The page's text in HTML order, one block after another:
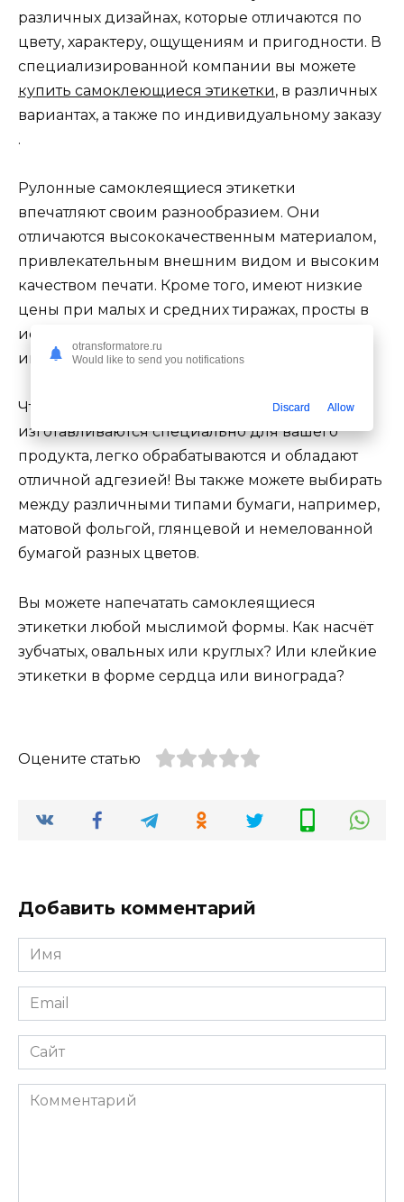
различных дизайнах, которые отличаются по
цвету, характеру, ощущениям и пригодности. В
специализированной компании вы можете
купить самоклеющиеся этикетки, в различных
вариантах, а также по индивидуальному заказу
.
Рулонные самоклеящиеся этикетки
впечатляют своим разнообразием. Они
отличаются высококачественным материалом,
привлекательным внешним видом и высоким
качеством печати. Кроме того, имеют низкие
цены при малых и средних тиражах, просты в
использовании, очень прочны и могут иметь
индивидуальный дизайн!
Что отличает все эти ярлыки? Они
изготавливаются специально для вашего
продукта, легко обрабатываются и обладают
отличной адгезией! Вы также можете выбирать
между различными типами бумаги, например,
матовой фольгой, глянцевой и немелованной
бумагой разных цветов.
Вы можете напечатать самоклеящиеся
этикетки любой мыслимой формы. Как насчёт
зубчатых, овальных или круглых? Или клейкие
этикетки в форме сердца или винограда?
Оцените статью
Добавить комментарий
Имя
*
Email
*
Сайт
Комментарий
otransformatore.ru
Would like to send you notifications
Discard Allow